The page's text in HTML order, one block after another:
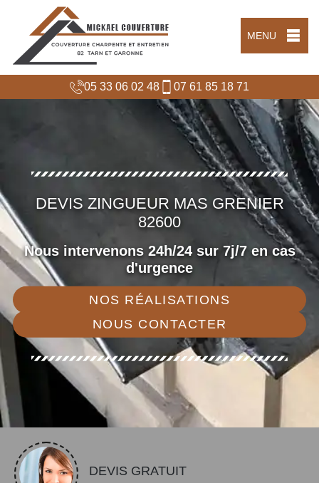
MENU
05 33 06 02 48 07 61 85 18 71
DEVIS ZINGUEUR MAS GRENIER
82600
Nous intervenons 24h/24 sur 7j/7 en cas
d'urgence
NOS RÉALISATIONS
NOUS CONTACTER
DEVIS GRATUIT